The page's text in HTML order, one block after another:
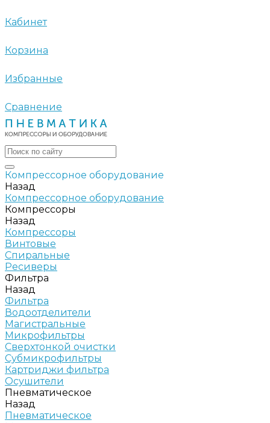
Кабинет
Корзина
Избранные
Сравнение
Компрессорное оборудование
Назад
Компрессорное оборудование
Компрессоры
Назад
Компрессоры
Винтовые
Спиральные
Ресиверы
Фильтра
Назад
Фильтра
Водоотделители
Магистральные
Микрофильтры
Сверхтонкой очистки
Субмикрофильтры
Картриджи фильтра
Осушители
Пневматическое
Назад
Пневматическое